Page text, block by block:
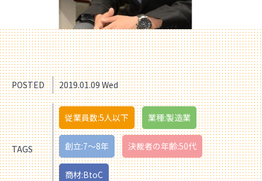
POSTED 2019.01.09 Wed
TAGS
従業員数:5人以下 業種:製造業
創立:7〜8年 決裁者の年齢:50代
商材:BtoC